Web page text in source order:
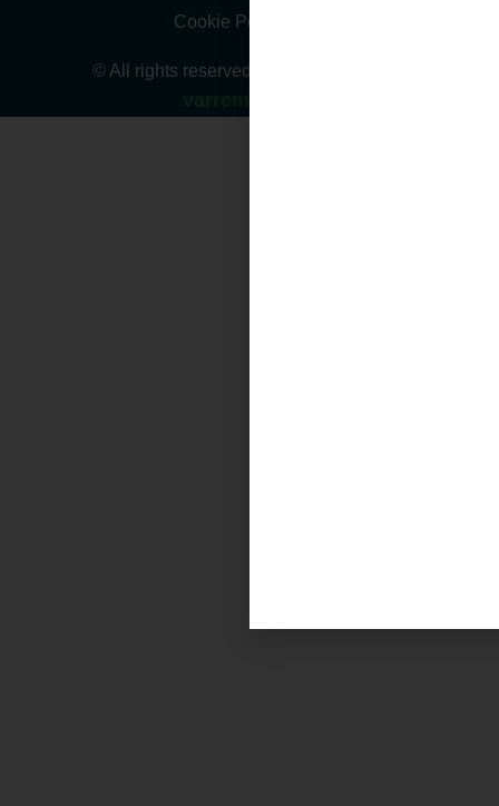
Cookie Policy (EU)
© All rights reserved. Website design by